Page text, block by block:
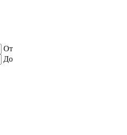
От
До